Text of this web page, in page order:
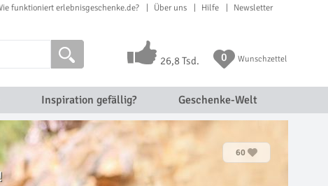
funktioniert erlebnisgeschenke.de? Über uns Hilfe Newsletter
26,8 Tsd. 0 Wunschzettel
Inspiration gefällig? Geschenke-Welt
60